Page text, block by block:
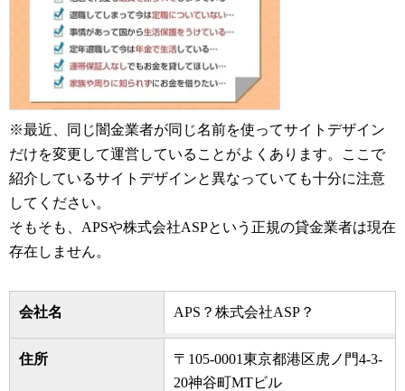
※最近、同じ闇金業者が同じ名前を使ってサイトデザイン
だけを変更して運営していることがよくあります。ここで
紹介しているサイトデザインと異なっていても十分に注意
してください。
そもそも、APSや株式会社ASPという正規の貸金業者は現在
存在しません。
会社名 APS？株式会社ASP？
住所
〒105-0001東京都港区虎ノ門4-3-
20神谷町MTビル